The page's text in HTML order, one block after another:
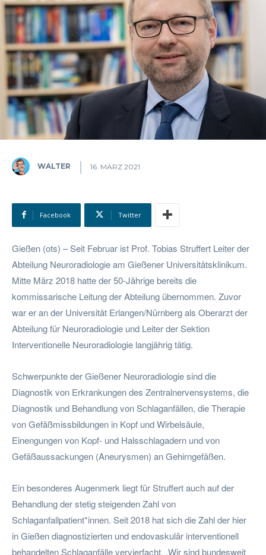
WALTER 16. MÄRZ 2021
Facebook Twitter
Gießen (ots) – Seit Februar ist Prof. Tobias Struffert Leiter der
Abteilung Neuroradiologie am Gießener Universitätsklinikum.
Mitte März 2018 hatte der 50-Jährige bereits die
kommissarische Leitung der Abteilung übernommen. Zuvor
war er an der Universität Erlangen/Nürnberg als Oberarzt der
Abteilung für Neuroradiologie und Leiter der Sektion
Interventionelle Neuroradiologie langjährig tätig.
Schwerpunkte der Gießener Neuroradiologie sind die
Diagnostik von Erkrankungen des Zentralnervensystems, die
Diagnostik und Behandlung von Schlaganfällen, die Therapie
von Gefäßmissbildungen in Kopf und Wirbelsäule,
Einengungen von Kopf- und Halsschlagadern und von
Gefäßaussackungen (Aneurysmen) an Gehirngefäßen.
Ein besonderes Augenmerk liegt für Struffert auch auf der
Behandlung der stetig steigenden Zahl von
Schlaganfallpatient*innen. Seit 2018 hat sich die Zahl der hier
in Gießen diagnostizierten und endovaskulär interventionell
behandelten Schlaganfälle vervierfacht. „Wir sind bundesweit